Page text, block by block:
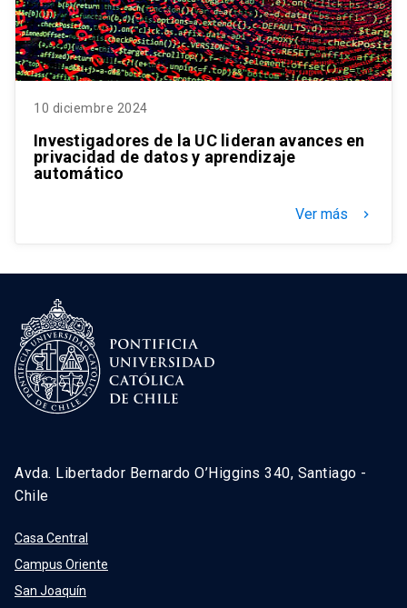
10 diciembre 2024
Investigadores de la UC lideran avances en
privacidad de datos y aprendizaje
automático
Ver más keyboard_arrow_right
Avda. Libertador Bernardo O’Higgins 340, Santiago -
Chile
Casa Central
Campus Oriente
San Joaquín